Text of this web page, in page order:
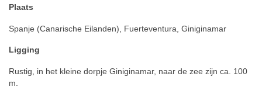
Plaats
Spanje (Canarische Eilanden), Fuerteventura, Giniginamar
Ligging
Rustig, in het kleine dorpje Giniginamar, naar de zee zijn ca. 100
m.